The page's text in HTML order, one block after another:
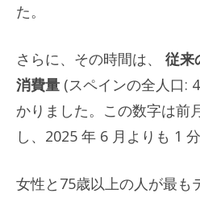
た。
さらに、その時間は、 従来
消費量 (スペインの全人口:
かりました。この数字は前
し、2025 年 6 月よりも 1
女性と75歳以上の人が最も